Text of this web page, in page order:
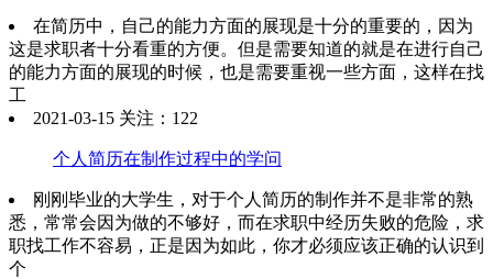
在简历中，自己的能力方面的展现是十分的重要的，因为
这是求职者十分看重的方便。但是需要知道的就是在进行自己
的能力方面的展现的时候，也是需要重视一些方面，这样在找
工
2021-03-15 关注：122
个人简历在制作过程中的学问
刚刚毕业的大学生，对于个人简历的制作并不是非常的熟
悉，常常会因为做的不够好，而在求职中经历失败的危险，求
职找工作不容易，正是因为如此，你才必须应该正确的认识到
个